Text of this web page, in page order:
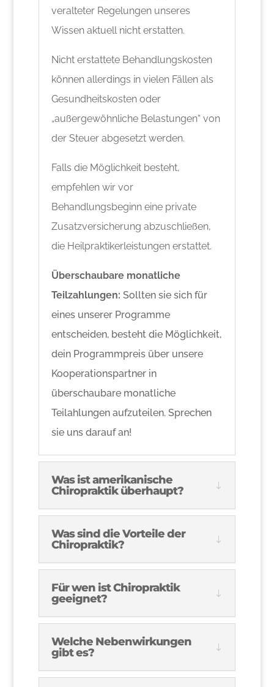
veralteter Regelungen unseres
Wissen aktuell nicht erstatten.
Nicht erstattete Behandlungskosten
können allerdings in vielen Fällen als
Gesundheitskosten oder
„außergewöhnliche Belastungen“ von
der Steuer abgesetzt werden.
Falls die Möglichkeit besteht,
empfehlen wir vor
Behandlungsbeginn eine private
Zusatzversicherung abzuschließen,
die Heilpraktikerleistungen erstattet.
Überschaubare monatliche
Teilzahlungen: Sollten sie sich für
eines unserer Programme
entscheiden, besteht die Möglichkeit,
dein Programmpreis über unsere
Kooperationspartner in
überschaubare monatliche
Teilahlungen aufzuteilen. Sprechen
sie uns darauf an!
Was ist amerikanische
Chiropraktik überhaupt?
Was sind die Vorteile der
Chiropraktik?
Für wen ist Chiropraktik
geeignet?
Welche Nebenwirkungen
gibt es?